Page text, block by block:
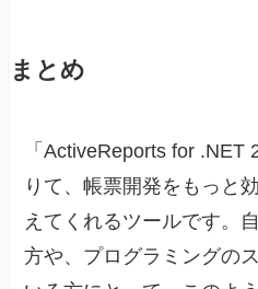
まとめ
「ActiveReports for
りて、帳票開発をもっと
えてくれるツールです。
方や、プログラミングの